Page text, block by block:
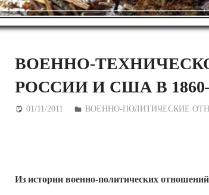
ВОЕННО-
РОССИИ И США В
01/11/2011 Дежурный по Редакции
ВОЕННО-ПОЛИТИЧЕСКИE
Из истории военно-политических отношений